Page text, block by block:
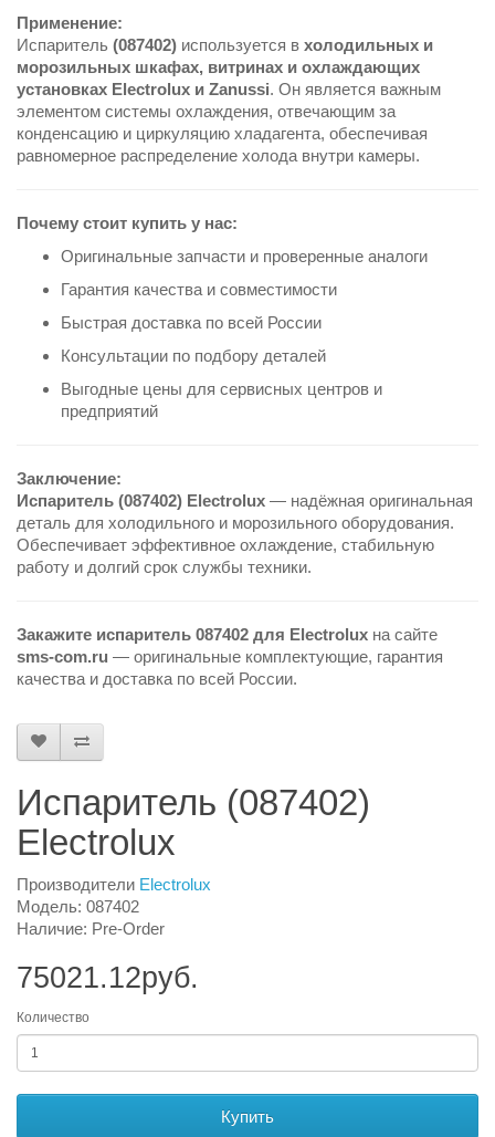
Применение:
Испаритель (087402) используется в холодильных и
морозильных шкафах, витринах и охлаждающих
установках Electrolux и Zanussi. Он является важным
элементом системы охлаждения, отвечающим за
конденсацию и циркуляцию хладагента, обеспечивая
равномерное распределение холода внутри камеры.
Почему стоит купить у нас:
Оригинальные запчасти и проверенные аналоги
Гарантия качества и совместимости
Быстрая доставка по всей России
Консультации по подбору деталей
Выгодные цены для сервисных центров и
предприятий
Заключение:
Испаритель (087402) Electrolux — надёжная оригинальная
деталь для холодильного и морозильного оборудования.
Обеспечивает эффективное охлаждение, стабильную
работу и долгий срок службы техники.
Закажите испаритель 087402 для Electrolux на сайте
sms-com.ru — оригинальные комплектующие, гарантия
качества и доставка по всей России.
Испаритель (087402)
Electrolux
Производители Electrolux
Модель: 087402
Наличие: Pre-Order
75021.12руб.
Количество
Купить